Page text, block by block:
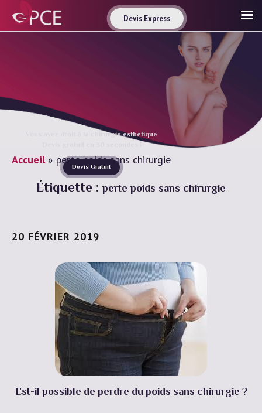
Vous avez droit à la chirurgie esthétique
Devis Gratuit
Accueil» perte poids sans chirurgie
Étiquette :perte poids sans chirurgie
20 FÉVRIER 2019
Est-il possible de perdre du poids sans chirurgie ?
Devis Express